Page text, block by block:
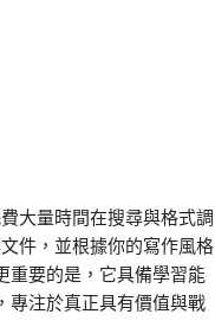
大量時間在搜尋與格式調
件，並根據你的寫作風格
重要的是，它具備學習能
專注於真正具有價值與戰